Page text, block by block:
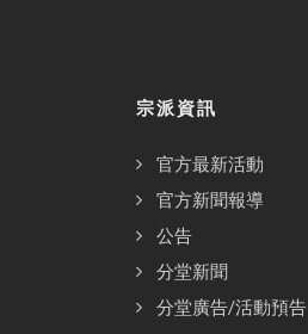
宗派資訊
官方最新活動
官方新聞報導
公告
分堂新聞
分堂廣告/活動預告